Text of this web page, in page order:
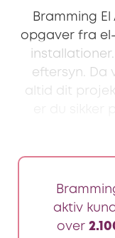
Bramming
opgaver fra
eftersyn. Da
altid dit
aktiv
over